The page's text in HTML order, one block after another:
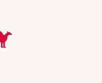
Aller à l'accueil de